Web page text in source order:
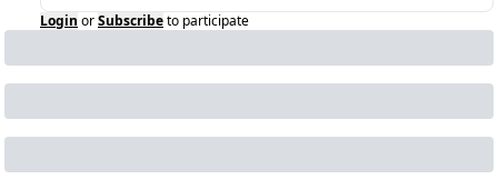
Login orSubscribeto participate